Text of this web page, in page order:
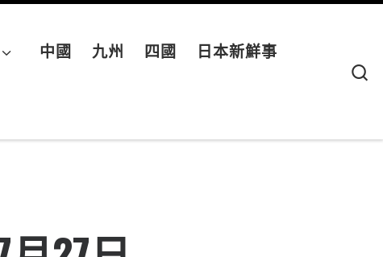
中國 九州 四國 日本新鮮事